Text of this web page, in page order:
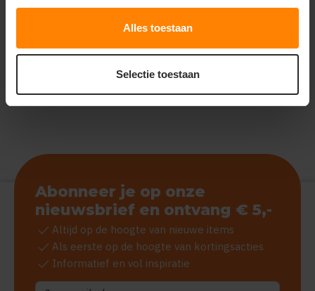
Alles toestaan
Selectie toestaan
PERSONALISEER
Abonneer je op onze
nieuwsbrief en ontvang € 5,-
check Altijd op de hoogte van nieuwe items
check Als eerste op de hoogte van kortingsacties
check Informatief en vol inspiratie